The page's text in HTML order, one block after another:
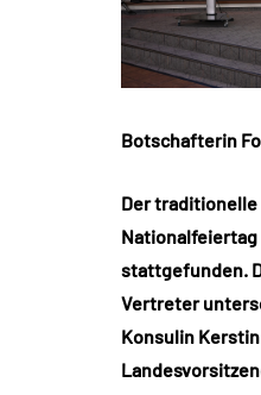
Botschafterin
Der traditionelle
Nationalfeiertag
stattgefunden.
Vertreter
Konsulin